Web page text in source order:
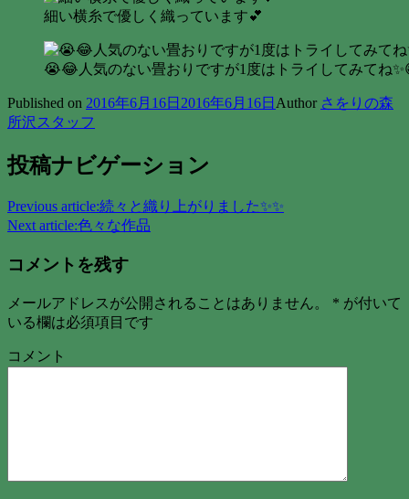
細い横糸で優しく織っています💕
😭😂人気のない畳おりですが1度はトライしてみてね
Published on 2016年6月16日 2016年6月16日 Author さをりの森
所沢スタッフ
投稿ナビゲーション
Previous article:続々と織り上がりました✨✨
Next article:色々な作品
コメントを残す
メールアドレスが公開されることはありません。 * が付いて
いる欄は必須項目です
コメント